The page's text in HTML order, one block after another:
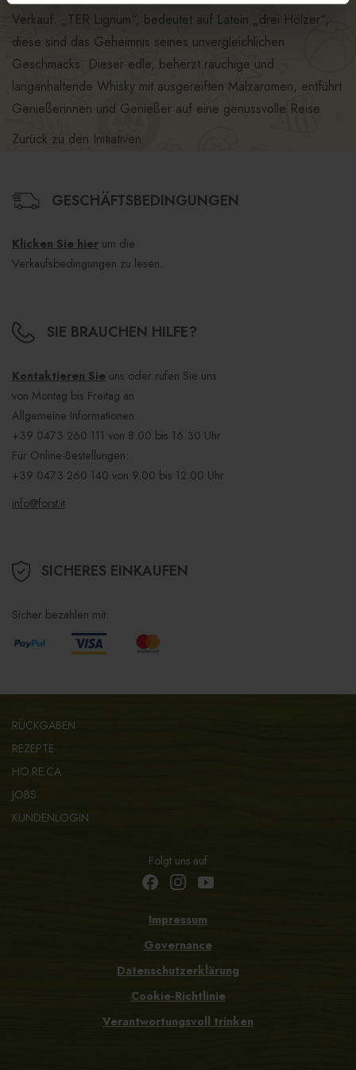
Verkauf. „TER Lignum“, bedeutet auf Latein „drei Hölzer“,
diese sind das Geheimnis seines unvergleichlichen
Geschmacks. Dieser edle, beherzt rauchige und
langanhaltende Whisky mit ausgereiften Malzaromen, entführt
Genießerinnen und Genießer auf eine genussvolle Reise.
Zurück zu den Initiativen
GESCHÄFTSBEDINGUNGEN
Klicken Sie hier um die
Verkaufsbedingungen zu lesen.
SIE BRAUCHEN HILFE?
Kontaktieren Sie uns oder rufen Sie uns
von Montag bis Freitag an
Allgemeine Informationen:
+39 0473 260 111 von 8.00 bis 16.30 Uhr
Für Online-Bestellungen:
+39 0473 260 140 von 9.00 bis 12.00 Uhr
info@forst.it
SICHERES EINKAUFEN
Sicher bezahlen mit:
RÜCKGABEN
REZEPTE
HO.RE.CA.
JOBS
KUNDENLOGIN
Folgt uns auf
Impressum
Governance
Datenschutzerklärung
Cookie-Richtlinie
Verantwortungsvoll trinken